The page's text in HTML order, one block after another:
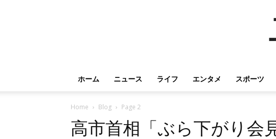
ホーム ニュース ライフ エンタメ スポーツ
Home Blog Page 2
高市首相「ぶら下がり会